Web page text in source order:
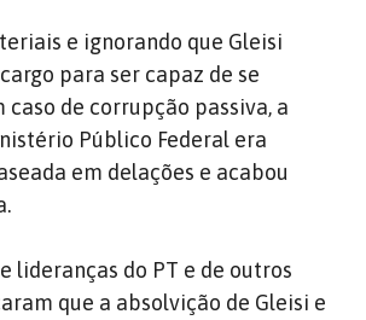
e ignorando que Gleisi
para ser capaz de se
caso de corrupção passiva, a
Público Federal era
em delações e acabou
lideranças do PT e de outros
que a absolvição de Gleisi e